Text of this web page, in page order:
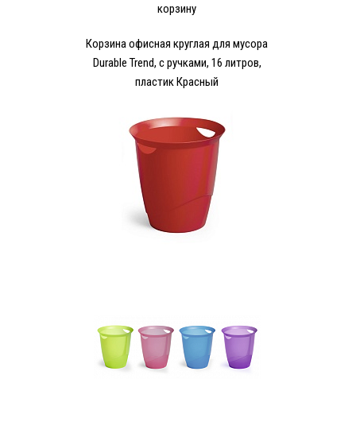
корзину
Корзина офисная круглая для мусора
Durable Trend, с ручками, 16 литров,
пластик Красный